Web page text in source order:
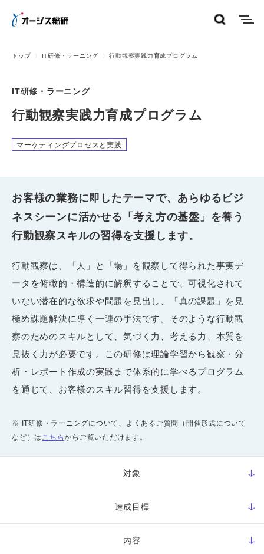
トップ IT研修・ラーニング 行動観察実践力育成プログラム
IT研修・ラーニング
行動観察実践力育成プログラム
マーケティングプロセスと実践
お客様の業務に即したテーマで、あらゆるビジ
ネスシーンに活かせる「考え方の基盤」を養う
行動観察スキルの習得を支援します。
行動観察は、「人」と「場」を観察して得られた事実デ
ータを俯瞰的・構造的に解釈することで、可視化されて
いない潜在的な欲求や問題を見出し、「真の課題」を見
極め課題解決に導く一連の手法です。そのような行動観
察のためのスキルとして、気づく力、考える力、本質を
見抜く力が必要です。この研修は理論学習から観察・分
析・レポート作成の実践まで体系的に学べるプログラム
を通じて、お客様のスキル習得を支援します。
※ IT研修・ラーニングについて、よくあるご質問（開催形式について
など）は こちらからご覧いただけます。
対象
達成目標
内容